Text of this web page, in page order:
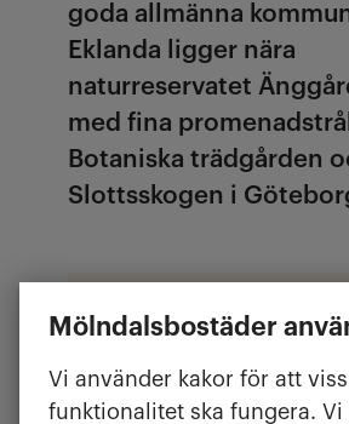
Mölndalsbostäder
Vi använder kakor för att
funktionalitet ska fungera. Vi
goda allmänna
Eklanda ligger nära
naturreservatet
med fina
Botaniska trädgården
Slottsskogen i
FAKTA
Byggår:
Antal lägenheter: